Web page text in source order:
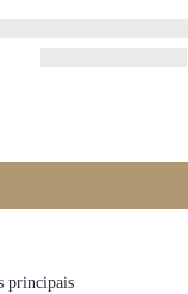
principais